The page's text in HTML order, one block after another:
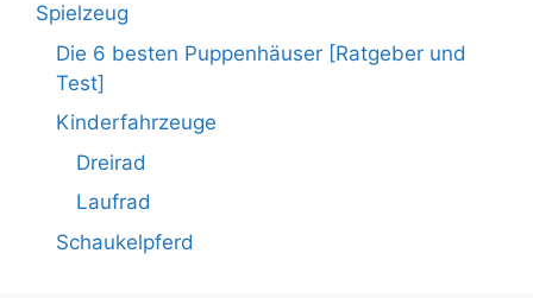
Spielzeug
Die 6 besten Puppenhäuser [Ratgeber und
Test]
Kinderfahrzeuge
Dreirad
Laufrad
Schaukelpferd